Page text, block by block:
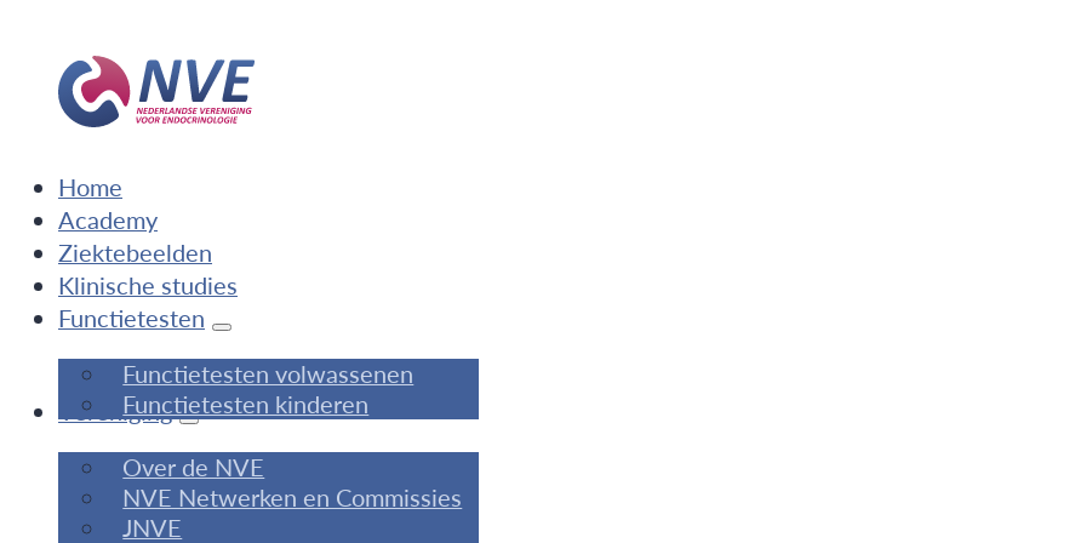
Home
Academy
Ziektebeelden
Klinische studies
Functietesten
Functietesten volwassenen
Functietesten kinderen
Vereniging
Over de NVE
NVE Netwerken en Commissies
JNVE